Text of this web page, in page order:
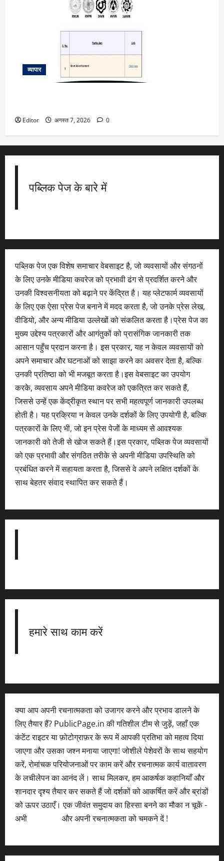
व्यापार
Editor अगस्त 7, 2026 0
पब्लिक पेज के बारे में
पब्लिक पेज एक विशेष समाचार वेबसाइट है, जो व्यवसायों और संगठनों
के लिए उनके मीडिया कवरेज को प्रभावी ढंग से प्रदर्शित करने और
उनकी विश्वसनीयता को बढ़ाने पर केंद्रित है। यह प्लेटफार्म व्यवसायों
के लिए एक ऐसा प्रेस पेज बनाने में मदद करता है, जो उनके प्रेस लेख,
वीडियो, और अन्य मीडिया उल्लेखों को संकलित करता है।प्रेस पेज का
मुख्य उद्देश्य पत्रकारों और आगंतुकों को प्रासंगिक जानकारी तक
आसान पहुँच प्रदान करना है। इस प्रकार, यह न केवल व्यवसायों को
अपने समाचार और घटनाओं को साझा करने का अवसर देता है, बल्कि
उनकी प्रतिष्ठा को भी मजबूत करता है।इस वेबसाइट का उपयोग
करके, व्यवसाय अपने मीडिया कवरेज को एकत्रित कर सकते हैं,
जिससे उन्हें एक केंद्रीकृत स्थान पर सभी महत्वपूर्ण जानकारी उपलब्ध
होती है। यह प्रक्रिया न केवल उनके दर्शकों के लिए उपयोगी है, बल्कि
पत्रकारों के लिए भी, जो इन प्रेस पेजों के माध्यम से आवश्यक
जानकारी को तेजी से खोज सकते हैं।इस प्रकार, पब्लिक पेज व्यवसायों
को एक प्रभावी और संगठित तरीके से अपनी मीडिया उपस्थिति को
प्रबंधित करने में सहायता करता है, जिससे वे अपने लक्षित दर्शकों के
साथ बेहतर संवाद स्थापित कर सकते हैं।
हमारे साथ काम करें
क्या आप अपनी रचनात्मकता को उजागर करने और प्रभाव डालने के
लिए तैयार हैं? PublicPage.in की गतिशील टीम से जुड़ें, जहाँ एक
कंटेंट राइटर या फ़ोटोग्राफ़र के रूप में आपकी प्रतिभा को महत्व दिया
जाएगा और उसका जश्न मनाया जाएगा! जोशीले पेशेवरों के साथ सहयोग
करें, रोमांचक परियोजनाओं पर काम करें और रचनात्मक कार्य वातावरण
के लचीलेपन का आनंद लें। साथ मिलकर, हम आकर्षक कहानियाँ और
शानदार दृश्य तैयार कर सकते हैं जो दर्शकों को आकर्षित करें और ब्रांडों
को ऊपर उठाएँ। एक जीवंत समुदाय का हिस्सा बनने का मौका न चूकें -
अभी
और अपनी रचनात्मकता को चमकने दें !